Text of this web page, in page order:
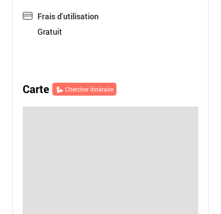
Frais d'utilisation
Gratuit
Carte Chercher itinéraire